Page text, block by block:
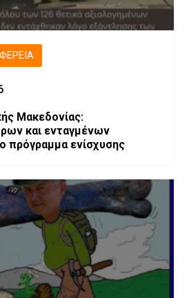
Μακεδονίας:
πρόγραμμα ενίσχυσης